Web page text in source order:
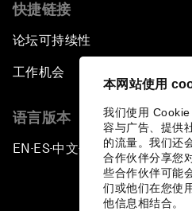
本网站使用
我们使用
容与广告、提供
的流量。我们还
合作伙伴分享您
些合作伙伴可能
们或他们在您使
他信息相结合。
快捷链接
论坛可持续性
工作机会
语言版本
EN ▪ES▪中文▪ 日本語